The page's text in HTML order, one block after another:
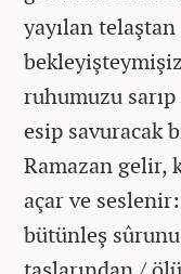
yayılan
ruhumuzu
esip savuracak
Ramazan gelir,
açar ve
bütünleş